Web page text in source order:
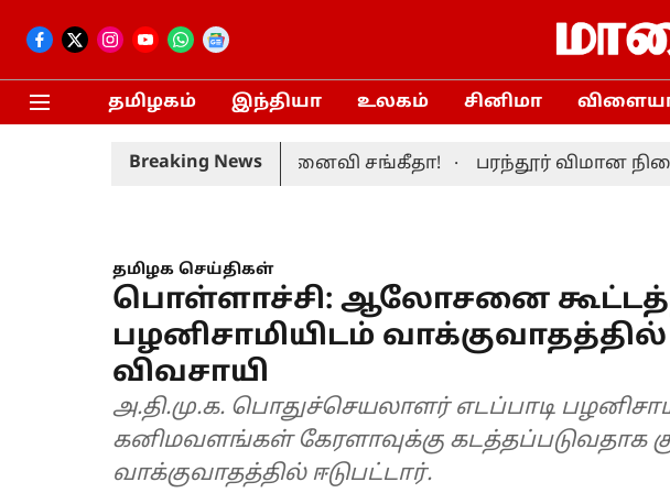
தமிழகம் இந்தியா உலகம் சினிமா
Breaking News
முதலமைச்சர் மனைவி சங்கீதா! பரந்தூர் விமான நிலைய
தமிழக செய்திகள்
பொள்ளாச்சி: ஆலோசனை
பழனிசாமியிடம் வாக்குவாதத்தில்
விவசாயி
அ.தி.மு.க. பொதுச்செயலாளர் எடப்பாடி
கனிமவளங்கள் கேரளாவுக்கு கடத்தப்படுவதாக
வாக்குவாதத்தில் ஈடுபட்டார்.